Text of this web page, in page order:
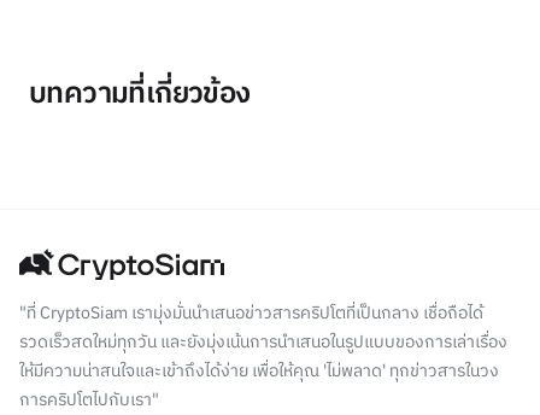
บทความที่เกี่ยวข้อง
"ที่ CryptoSiam เรามุ่งมั่นนำเสนอข่าวสารคริปโตที่เป็นกลาง เชื่อถือได้
รวดเร็วสดใหม่ทุกวัน และยังมุ่งเน้นการนำเสนอในรูปแบบของการเล่าเรื่อง
ให้มีความน่าสนใจและเข้าถึงได้ง่าย เพื่อให้คุณ 'ไม่พลาด' ทุกข่าวสารในวง
การคริปโตไปกับเรา"